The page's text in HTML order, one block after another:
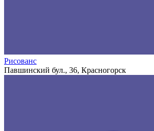
Рисованс
Павшинский бул., 36, Красногорск